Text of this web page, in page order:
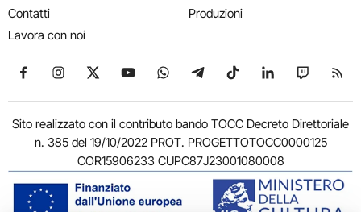
Contatti
Lavora con noi
Produzioni
Seguici su Facebook
Seguici su Instagram
Seguici su X
Seguici su YouTube
Seguici su WhatsApp
Seguici su Telegram
Seguici su TikTok
Seguici su
Seguici
Sito realizzato con il contributo bando TOCC Decreto Direttoriale
n. 385 del 19/10/2022 PROT. PROGETTOTOCC0000125
COR15906233 CUPC87J23001080008